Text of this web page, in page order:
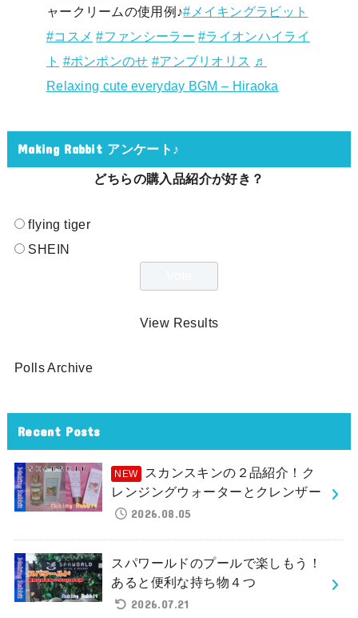
ャークリームの使用例♪#メイキングラビット
#コスメ #ファンシーラー #ライオンハイライ
ト #ポンポンのせ #アンブリオリス
♬
Relaxing cute everyday BGM – Hiraoka
Making Rabbit アンケート♪
どちらの購入品紹介が好き？
flying tiger
SHEIN
View Results
Polls Archive
Recent Posts
スカンスキンの２品紹介！ク
レンジングウォーターとクレンザー
2026.08.05
スパワールドのプールで楽しもう！
あると便利な持ち物４つ
2026.07.21